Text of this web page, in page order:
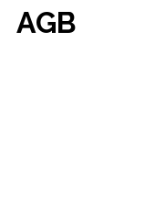
AGB